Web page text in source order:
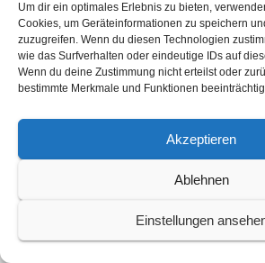
Um dir ein optimales Erlebnis zu bieten,
Cookies, um Geräteinformationen zu speichern
zuzugreifen. Wenn du diesen Technologien
wie das Surfverhalten oder eindeutige IDs auf
Wenn du deine Zustimmung nicht erteilst oder
bestimmte Merkmale und Funktionen
Akzeptieren
Ablehnen
Einstellungen
an anderen schwer
Bereichen befindet. Etwas
Detailtiefe wäre hier schön
Decksaufbauten oder
Das gezeigte Farbschema ist
wann und wo das Schiff so